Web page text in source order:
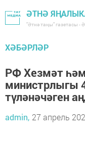
ӘТНӘ
"Әтнә таңы" газетасы -
ХӘБӘРЛӘР
РФ Хезмәт
министрлыгы
түләнәчәген
admin, 27 апрель